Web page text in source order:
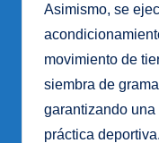
Asimismo, se
movimiento de
siembra de
garantizando
práctica deportiva.